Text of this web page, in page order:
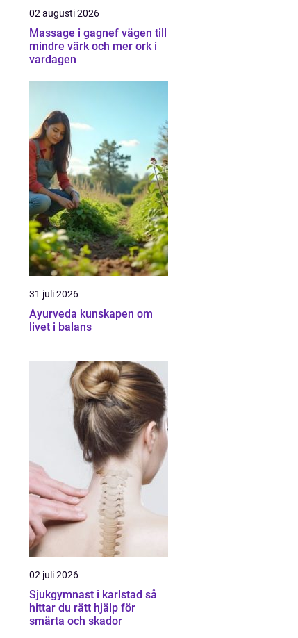
02 augusti 2026
Massage i gagnef vägen till
mindre värk och mer ork i
vardagen
31 juli 2026
Ayurveda kunskapen om
livet i balans
02 juli 2026
Sjukgymnast i karlstad så
hittar du rätt hjälp för
smärta och skador